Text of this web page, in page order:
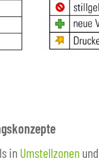
in Umstellzonen